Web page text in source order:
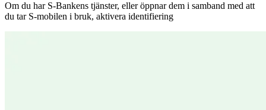
Om du har S-Bankens tjänster, eller öppnar dem i samband med att
du tar S-mobilen i bruk, aktivera identifiering